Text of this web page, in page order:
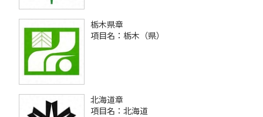
栃木県章
項目名：栃木（県）
北海道章
項目名：北海道